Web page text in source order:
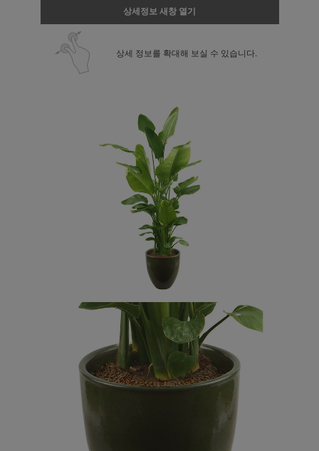
상세정보 새창 열기
상세 정보를 확대해 보실 수 있습니다.